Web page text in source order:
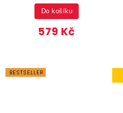
579 Kč
Do košíku
BESTSELLER